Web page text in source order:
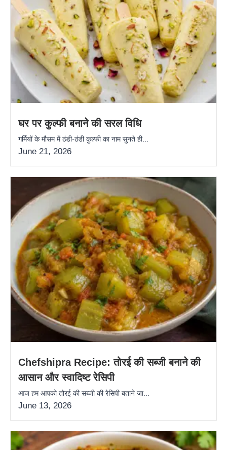
घर पर कुल्फी बनाने की सरल विधि
गर्मियों के मौसम में ठंडी-ठंडी कुल्फी का नाम सुनते ही...
June 21, 2026
Chefshipra Recipe: तोरई की सब्जी बनाने की
आसान और स्वादिष्ट रेसिपी
आज हम आपको तोरई की सब्जी की रेसिपी बताने जा...
June 13, 2026